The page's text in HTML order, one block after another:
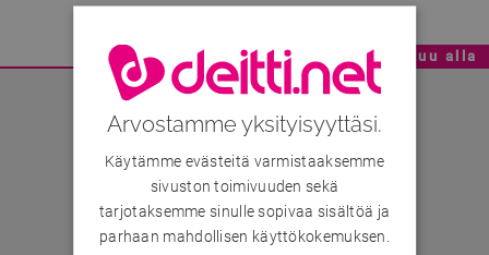
Mainoskatko - Sisältö jatkuu alla
Arvostamme yksityisyyttäsi.
Käytämme evästeitä varmistaaksemme
sivuston toimivuuden sekä
tarjotaksemme sinulle sopivaa sisältöä ja
parhaan mahdollisen käyttökokemuksen.